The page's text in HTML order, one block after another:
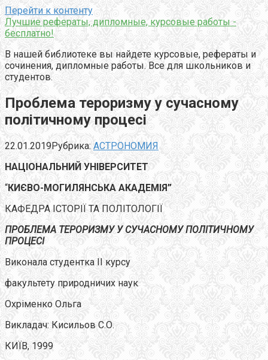
Перейти к контенту
Лучшие рефераты, дипломные, курсовые работы -
бесплатно!
В нашей библиотеке вы найдете курсовые, рефераты и
сочинения, дипломные работы. Все для школьников и
студентов.
Проблема тероризму у сучасному
політичному процесі
22.01.2019Рубрика: АСТРОНОМИЯ
НАЦІОНАЛЬНИЙ УНІВЕРСИТЕТ
“КИЄВО-МОГИЛЯНСЬКА АКАДЕМІЯ”
КАФЕДРА ІСТОРІЇ ТА ПОЛІТОЛОГІЇ
ПРОБЛЕМА ТЕРОРИЗМУ У СУЧАСНОМУ ПОЛІТИЧНОМУ
ПРОЦЕСІ
Виконала студентка ІІ курсу
факультету природничих наук
Охріменко Ольга
Викладач: Кисильов С.О.
КИЇВ, 1999